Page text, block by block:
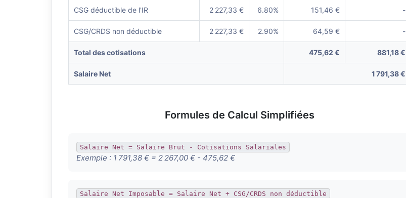
CSG déductible de l'IR 2 227,33 € 6.80% 151,46 € -
CSG/CRDS non déductible 2 227,33 € 2.90% 64,59 € -
Total des cotisations 475,62 € 881,18 €
Salaire Net 1 791,38 €
Formules de Calcul Simplifiées
Salaire Net = Salaire Brut - Cotisations Salariales
Exemple : 1 791,38 € = 2 267,00 € - 475,62 €
Salaire Net Imposable = Salaire Net + CSG/CRDS non déductible